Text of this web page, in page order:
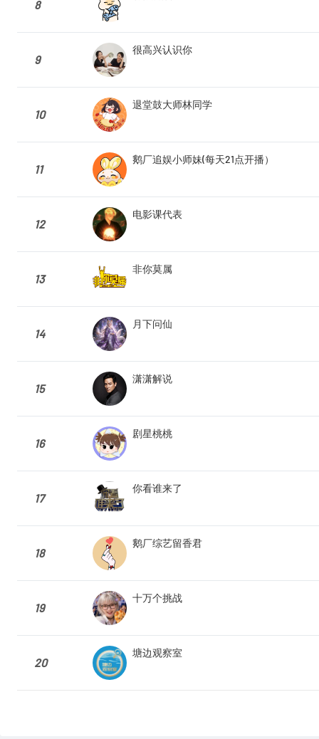
8
9
很高兴认识你
10
退堂鼓大师林同学
11
鹅厂追娱小师妹(每天21点开播）
12
电影课代表
13
非你莫属
14
月下问仙
15
潇潇解说
16
剧星桃桃
17
你看谁来了
18
鹅厂综艺留香君
19
十万个挑战
20
塘边观察室